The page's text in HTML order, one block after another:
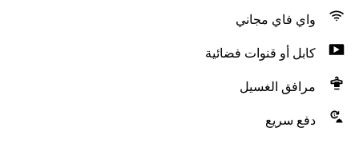
واي فاي مجاني
كابل أو قنوات فضائية
مرافق الغسيل
دفع سريع